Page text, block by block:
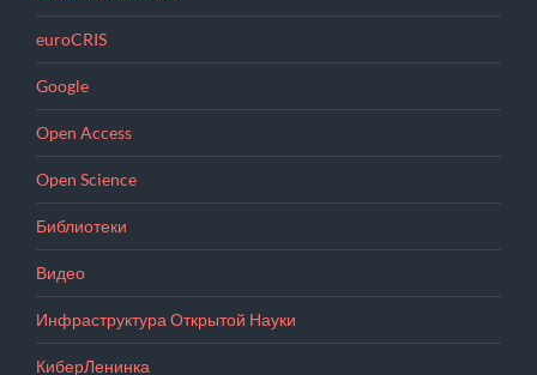
euroCRIS
Google
Open Access
Open Science
Библиотеки
Видео
Инфраструктура Открытой Науки
КиберЛенинка